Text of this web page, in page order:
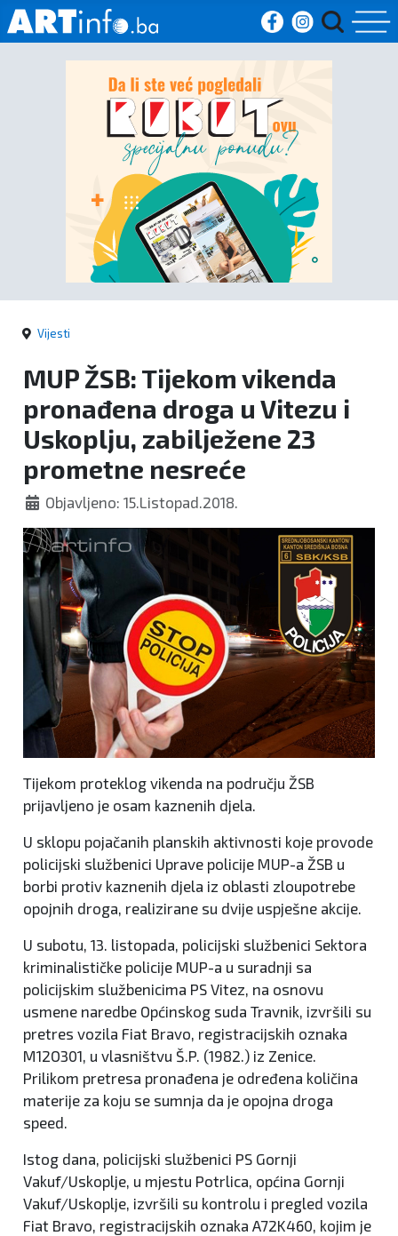
Početna
Kultura
kronika
Politika
Zanimljivosti
Vijesti
MUP ŽSB: Tijekom vikenda
pronađena droga u Vitezu i
Uskoplju, zabilježene 23
prometne nesreće
Objavljeno: 15.Listopad.2018.
Tijekom proteklog vikenda na području ŽSB
prijavljeno je osam kaznenih djela.
U sklopu pojačanih planskih aktivnosti koje provode
policijski službenici Uprave policije MUP-a ŽSB u
borbi protiv kaznenih djela iz oblasti zloupotrebe
opojnih droga, realizirane su dvije uspješne akcije.
U subotu, 13. listopada, policijski službenici Sektora
kriminalističke policije MUP-a u suradnji sa
policijskim službenicima PS Vitez, na osnovu
usmene naredbe Općinskog suda Travnik, izvršili su
pretres vozila Fiat Bravo, registracijskih oznaka
M12O301, u vlasništvu Š.P. (1982.) iz Zenice.
Prilikom pretresa pronađena je određena količina
materije za koju se sumnja da je opojna droga
speed.
Istog dana, policijski službenici PS Gornji
Vakuf/Uskoplje, u mjestu Potrlica, općina Gornji
Vakuf/Uskoplje, izvršili su kontrolu i pregled vozila
Fiat Bravo, registracijskih oznaka A72K460, kojim je